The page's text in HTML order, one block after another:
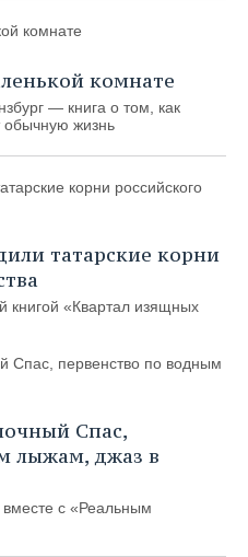
комнате
— книга о том, как
обычную жизнь
татарские корни
книгой «Квартал изящных
Спас,
лыжам, джаз в
с «Реальным